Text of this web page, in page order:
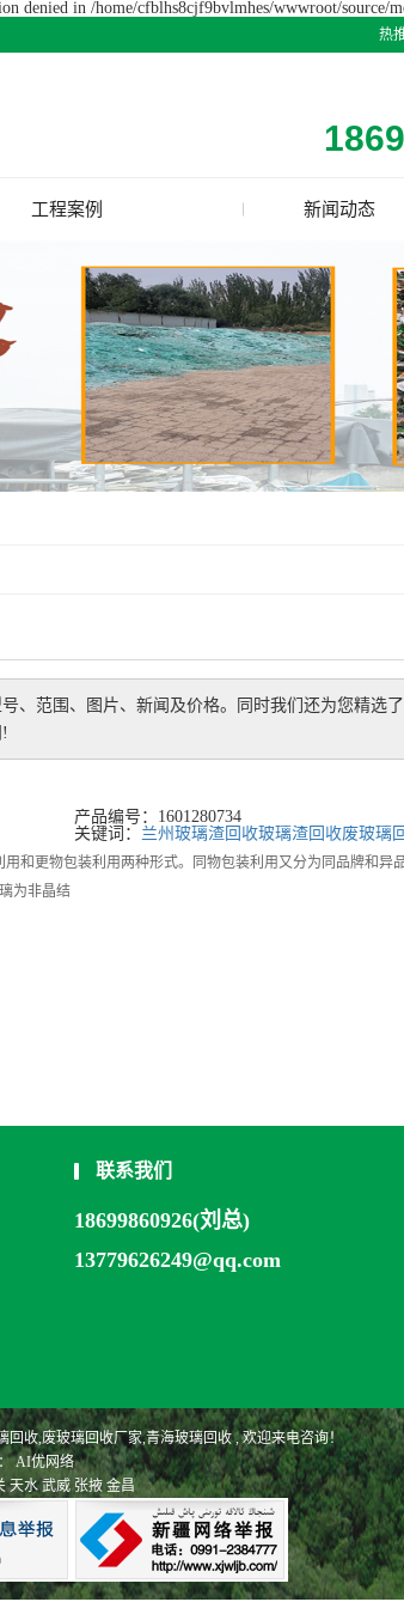
denied in /home/cfblhs8cjf9bvlmhes/wwwroot/source/
热
工程案例 新闻动态
公司新闻
行业资讯
技术资讯
号、范围、图片、新闻及价格。同时我们还为您精选了
产品编号：1601280734
关键词： 兰州玻璃渣回收玻璃渣回收废玻璃
和更物包装利用两种形式。同物包装利用又分为同品牌和异
为非晶结
联系我们
18699860926(刘总)
13779626249@qq.com
回收,废玻璃回收厂家,青海玻璃回收, 欢迎来电咨询！
AI优网络
天水 武威 张掖 金昌